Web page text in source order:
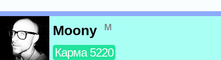
Moony м
Карма 5220